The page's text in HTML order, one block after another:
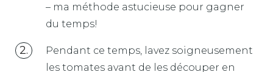
– ma méthode astucieuse pour gagner
du temps!
Pendant ce temps, lavez soigneusement
les tomates avant de les découper en